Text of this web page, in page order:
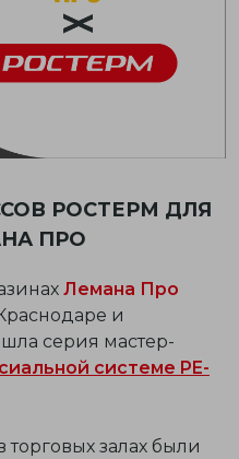
РОСТЕРМ ДЛЯ
ПРО
Лемана Про
и
серия мастер-
системе PE-
залах были